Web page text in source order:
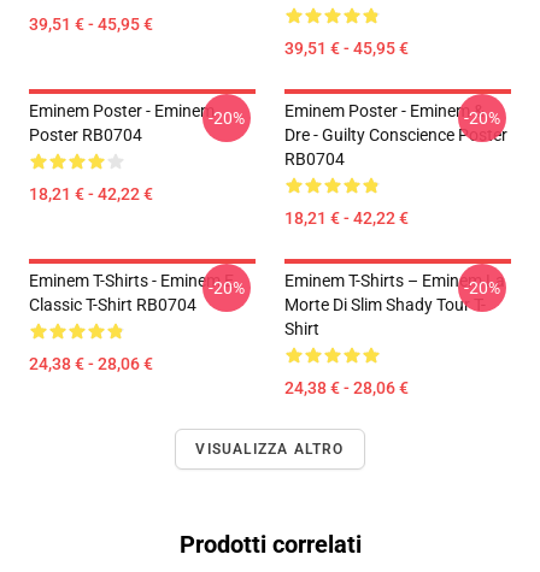
39,51 € - 45,95 €
39,51 € - 45,95 €
Eminem Poster - Eminem
Poster RB0704
18,21 € - 42,22 €
-20%
Eminem Poster - Eminem &
Dre - Guilty Conscience Poster
RB0704
18,21 € - 42,22 €
-20%
Eminem T-Shirts - Eminem E
Classic T-Shirt RB0704
24,38 € - 28,06 €
-20%
Eminem T-Shirts – Eminem La
Morte Di Slim Shady Tour T-
Shirt
24,38 € - 28,06 €
-20%
VISUALIZZA ALTRO
Prodotti correlati